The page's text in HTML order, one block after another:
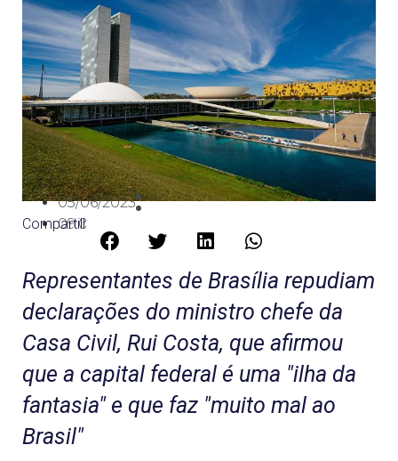
05/06/2023
09:06
Compartilhe:
Representantes de Brasília repudiam
declarações do ministro chefe da
Casa Civil, Rui Costa, que afirmou
que a capital federal é uma "ilha da
fantasia" e que faz "muito mal ao
Brasil"